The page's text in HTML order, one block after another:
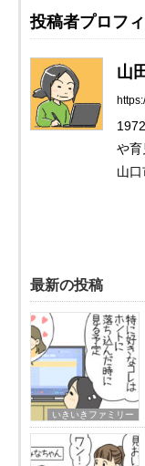
投稿者プロフ
山
や育
山口
最新の投稿
いきいきファミリー